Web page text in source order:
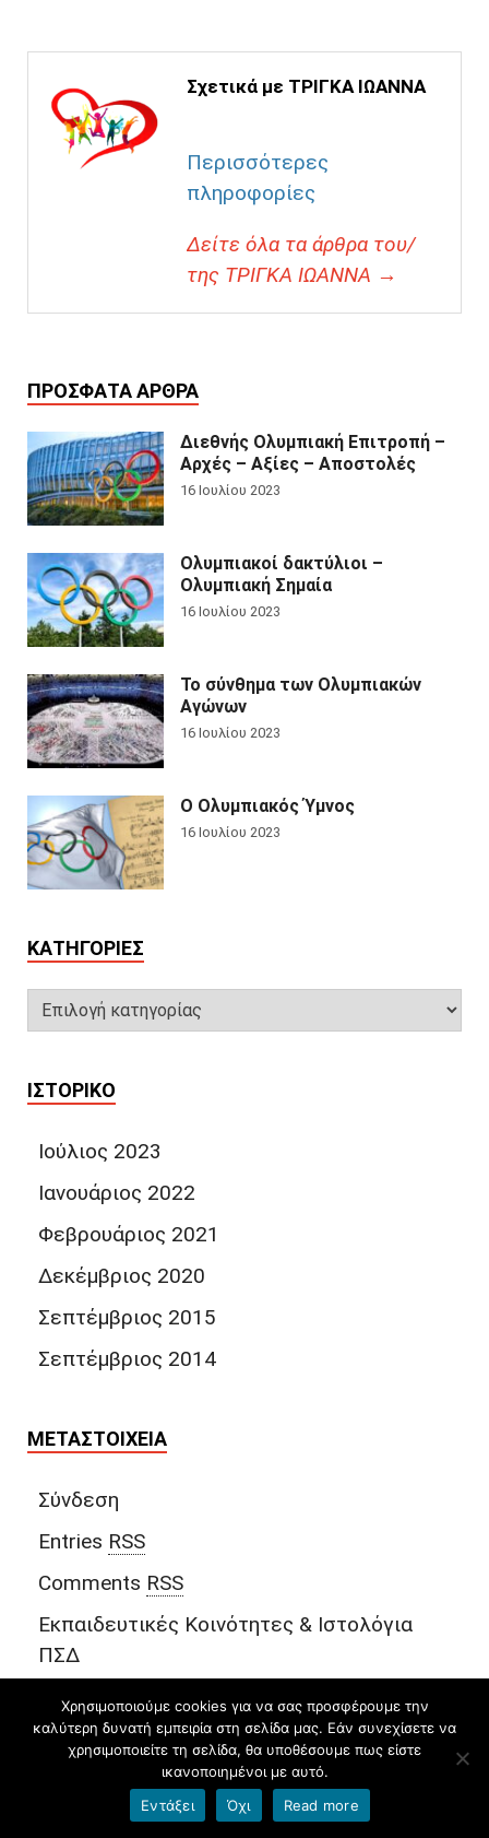
Σχετικά με ΤΡΙΓΚΑ ΙΩΑΝΝΑ
Περισσότερες
πληροφορίες
Δείτε όλα τα άρθρα του/
της ΤΡΙΓΚΑ ΙΩΑΝΝΑ →
ΠΡΌΣΦΑΤΑ ΆΡΘΡΑ
Διεθνής Ολυμπιακή Επιτροπή –
Αρχές – Αξίες – Αποστολές
16 Ιουλίου 2023
Ολυμπιακοί δακτύλιοι –
Ολυμπιακή Σημαία
16 Ιουλίου 2023
Το σύνθημα των Ολυμπιακών
Αγώνων
16 Ιουλίου 2023
Ο Ολυμπιακός Ύμνος
16 Ιουλίου 2023
KΑΤΗΓΟΡΊΕΣ
ΙΣΤΟΡΙΚΌ
Ιούλιος 2023
Ιανουάριος 2022
Φεβρουάριος 2021
Δεκέμβριος 2020
Σεπτέμβριος 2015
Σεπτέμβριος 2014
ΜΕΤΑΣΤΟΙΧΕΊΑ
Σύνδεση
Entries RSS
Comments RSS
Εκπαιδευτικές Κοινότητες & Ιστολόγια
ΠΣΔ
Χρησιμοποιούμε cookies για να σας προσφέρουμε την
καλύτερη δυνατή εμπειρία στη σελίδα μας. Εάν συνεχίσετε να
χρησιμοποιείτε τη σελίδα, θα υποθέσουμε πως είστε
ικανοποιημένοι με αυτό.
Εντάξει
Όχι Read more